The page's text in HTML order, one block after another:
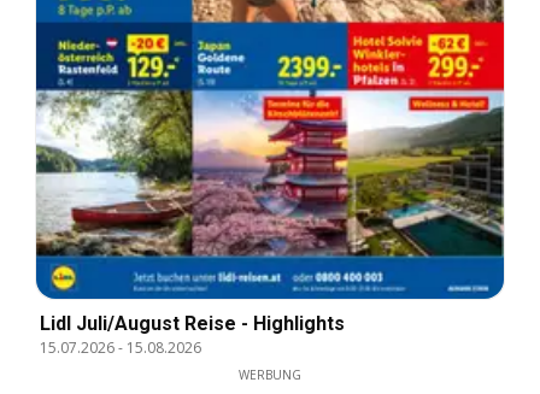
Lidl Juli/August Reise - Highlights
15.07.2026- 15.08.2026
WERBUNG